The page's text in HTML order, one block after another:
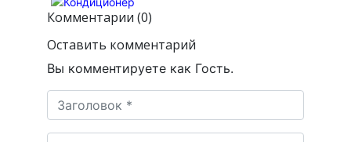
Комментарии (0)
Оставить комментарий
Вы комментируете как Гость.